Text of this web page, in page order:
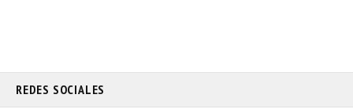
REDES SOCIALES